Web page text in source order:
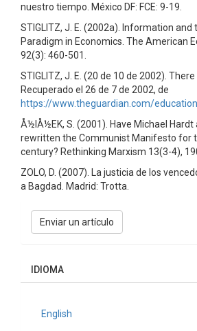
nuestro tiempo. México DF: FCE: 9-19.
STIGLITZ, J. E. (2002a). Information and
Paradigm in Economics. The American
92(3): 460-501.
STIGLITZ, J. E. (20 de 10 de 2002).
Recuperado el 26 de 7 de 2002, de
https://www.theguardian.com/
Å½IÅ½EK, S. (2001). Have Michael Hardt
rewritten the Communist Manifesto for
century? Rethinking Marxism 13(3-4),
ZOLO, D. (2007). La justicia de los
a Bagdad. Madrid: Trotta.
Enviar
unEnviar un artículo
IDIOMA
English